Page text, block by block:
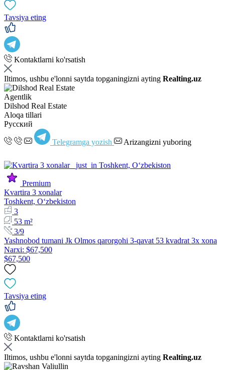
Tavsiya eting
Kontaktlarni ko'rsatish
Iltimos, ushbu e'lonni saytda topganingizni ayting Realting.uz
Agentlik
Dilshod Real Estate
Aloqa tillari
Русский
Telegramga yozish Arizangizni yuboring
Premium
Kvartira 3 xonalar
Toshkent, Oʻzbekiston
3
53 m²
3/9
Yashnobod tumani Jk Olmos qarorgohi 3-qavat 53 kvadrat 3x xona
Narxi: $67,500
$67,500
Tavsiya eting
Kontaktlarni ko'rsatish
Iltimos, ushbu e'lonni saytda topganingizni ayting Realting.uz